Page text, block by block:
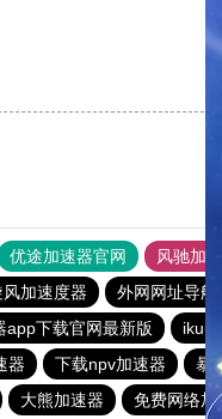
优途加速器官网 风驰加速
风加速度器 外网网址导航
app下载官网最新版 ikuuu
器 下载npv加速器 暴
大熊加速器 免费网络加